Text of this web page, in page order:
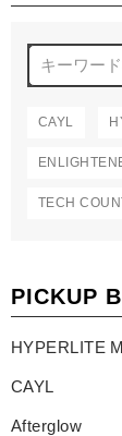
CAYL
TECH
PICKUP
HYPERLITE
CAYL
Afterglow